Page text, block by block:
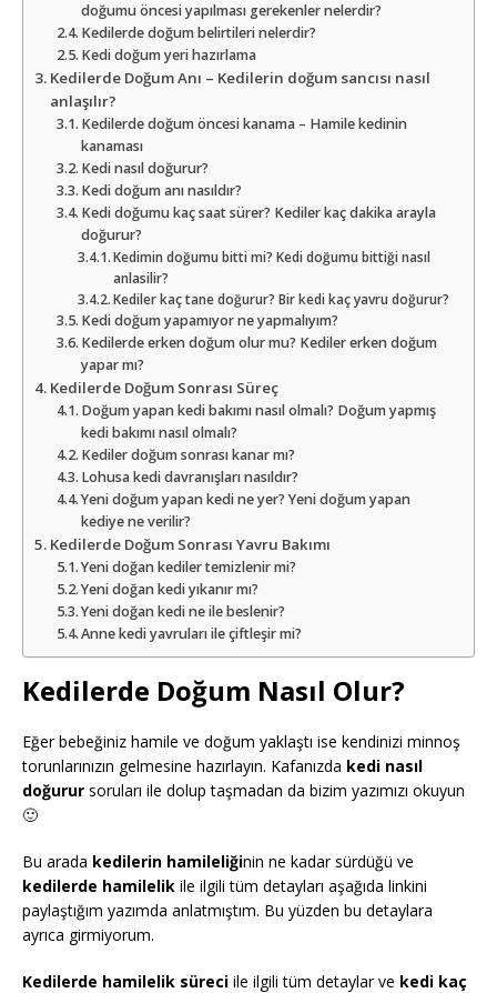
doğumu öncesi yapılması gerekenler nelerdir?
Kedilerde doğum belirtileri nelerdir?
Kedi doğum yeri hazırlama
Kedilerde Doğum Anı – Kedilerin doğum sancısı nasıl
anlaşılır?
Kedilerde doğum öncesi kanama – Hamile kedinin
kanaması
Kedi nasıl doğurur?
Kedi doğum anı nasıldır?
Kedi doğumu kaç saat sürer? Kediler kaç dakika arayla
doğurur?
Kedimin doğumu bitti mi? Kedi doğumu bittiği nasıl
anlasilir?
Kediler kaç tane doğurur? Bir kedi kaç yavru doğurur?
Kedi doğum yapamıyor ne yapmalıyım?
Kedilerde erken doğum olur mu? Kediler erken doğum
yapar mı?
Kedilerde Doğum Sonrası Süreç
Doğum yapan kedi bakımı nasıl olmalı? Doğum yapmış
kedi bakımı nasıl olmalı?
Kediler doğum sonrası kanar mı?
Lohusa kedi davranışları nasıldır?
Yeni doğum yapan kedi ne yer? Yeni doğum yapan
kediye ne verilir?
Kedilerde Doğum Sonrası Yavru Bakımı
Yeni doğan kediler temizlenir mi?
Yeni doğan kedi yıkanır mı?
Yeni doğan kedi ne ile beslenir?
Anne kedi yavruları ile çiftleşir mi?
Kedilerde Doğum Nasıl Olur?
Eğer bebeğiniz hamile ve doğum yaklaştı ise kendinizi minnoş
torunlarınızın gelmesine hazırlayın. Kafanızda kedi nasıl
doğurur soruları ile dolup taşmadan da bizim yazımızı okuyun
🙂
Bu arada kedilerin hamileliğinin ne kadar sürdüğü ve
kedilerde hamilelik ile ilgili tüm detayları aşağıda linkini
paylaştığım yazımda anlatmıştım. Bu yüzden bu detaylara
ayrıca girmiyorum.
Kedilerde hamilelik süreci ile ilgili tüm detaylar ve kedi kaç